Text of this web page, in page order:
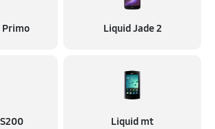
Primo Liquid Jade 2
Liquid mt